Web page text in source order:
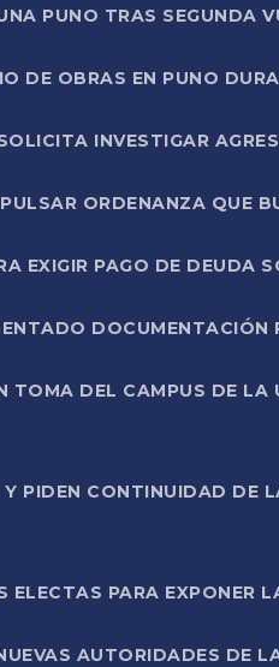
PUNO TRAS SEGUNDA
DE OBRAS EN PUNO
INVESTIGAR
ORDENANZA QUE
EXIGIR PAGO DE DEUDA
DEL CAMPUS DE LA
PIDEN CONTINUIDAD DE
PARA EXPONER
AUTORIDADES DE